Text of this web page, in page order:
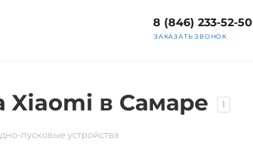
8 (846) 233-52-50
ЗАКАЗАТЬ ЗВОНОК
Xiaomi в Самаре 1
пусковые устройства